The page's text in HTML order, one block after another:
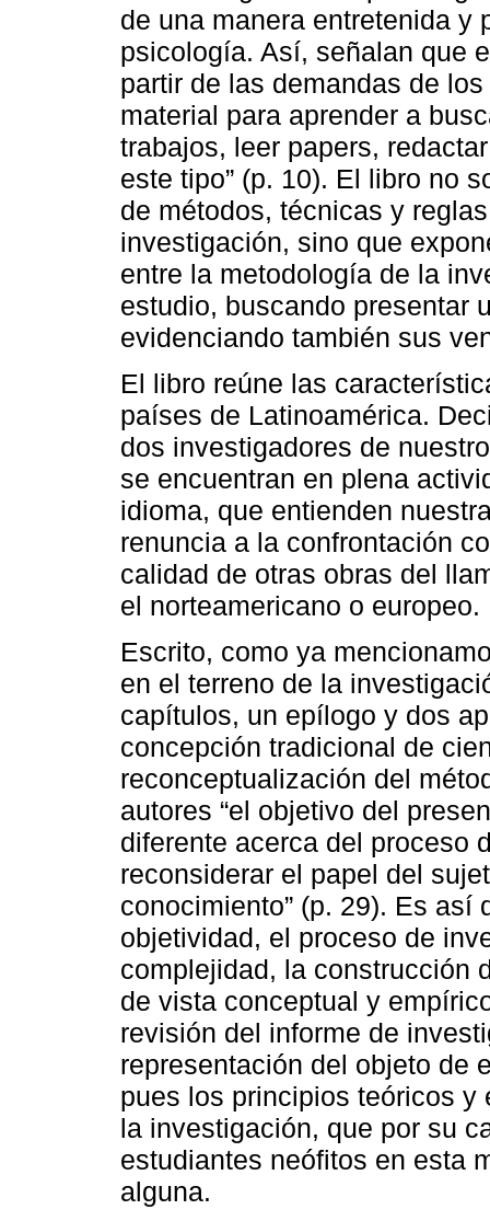
de una manera entretenida y
psicología. Así, señalan que
partir de las demandas de
material para aprender a
trabajos, leer papers,
este tipo” (p. 10). El libro no
de métodos, técnicas y
investigación, sino que
entre la metodología de la
estudio, buscando presentar
evidenciando también sus
El libro reúne las
países de Latinoamérica.
dos investigadores de
se encuentran en plena
idioma, que entienden
renuncia a la confrontación
calidad de otras obras del
el norteamericano o europeo.
Escrito, como ya
en el terreno de la
capítulos, un epílogo y dos
concepción tradicional de
reconceptualización del
autores “el objetivo del
diferente acerca del proceso
reconsiderar el papel del
conocimiento” (p. 29). Es así
objetividad, el proceso de
complejidad, la construcción
de vista conceptual y
revisión del informe de
representación del objeto de
pues los principios teóricos
la investigación, que por su
estudiantes neófitos en esta
alguna.